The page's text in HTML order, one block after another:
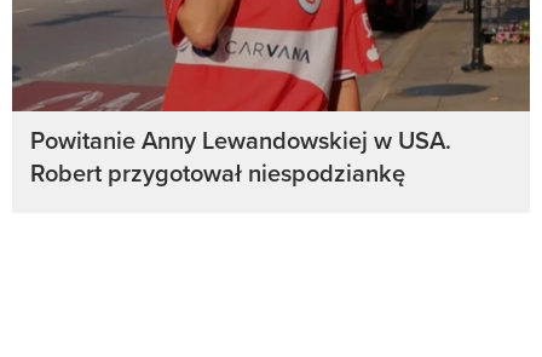
Powitanie Anny Lewandowskiej w USA.
Robert przygotował niespodziankę